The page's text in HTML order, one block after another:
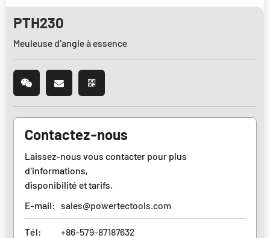
PTH230
Meuleuse d'angle à essence
Contactez-nous
Laissez-nous vous contacter pour plus
d'informations,
disponibilité et tarifs.
E-mail: sales@powertectools.com
Tél: +86-579-87187632